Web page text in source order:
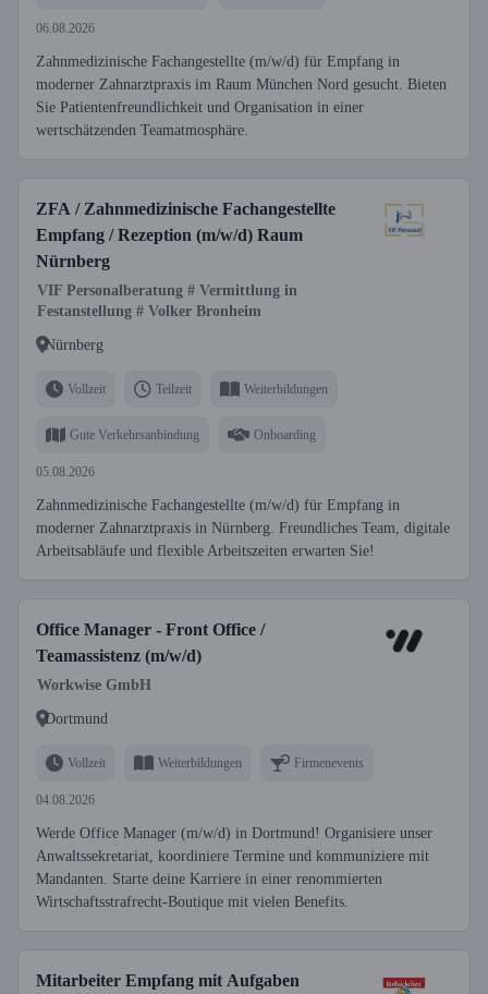
06.08.2026
Zahnmedizinische Fachangestellte (m/w/d) für Empfang in
moderner Zahnarztpraxis im Raum München Nord gesucht. Bieten
Sie Patientenfreundlichkeit und Organisation in einer
wertschätzenden Teamatmosphäre.
ZFA / Zahnmedizinische Fachangestellte
Empfang / Rezeption (m/w/d) Raum
Nürnberg
VIF Personalberatung # Vermittlung in
Festanstellung # Volker Bronheim
Nürnberg
Vollzeit Teilzeit Weiterbildungen
Gute Verkehrsanbindung Onboarding
05.08.2026
Zahnmedizinische Fachangestellte (m/w/d) für Empfang in
moderner Zahnarztpraxis in Nürnberg. Freundliches Team, digitale
Arbeitsabläufe und flexible Arbeitszeiten erwarten Sie!
Office Manager - Front Office /
Teamassistenz (m/w/d)
Workwise GmbH
Dortmund
Vollzeit Weiterbildungen Firmenevents
04.08.2026
Werde Office Manager (m/w/d) in Dortmund! Organisiere unser
Anwaltssekretariat, koordiniere Termine und kommuniziere mit
Mandanten. Starte deine Karriere in einer renommierten
Wirtschaftsstrafrecht-Boutique mit vielen Benefits.
Mitarbeiter Empfang mit Aufgaben